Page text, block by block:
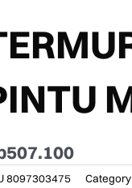
507.100
8097303475 Category